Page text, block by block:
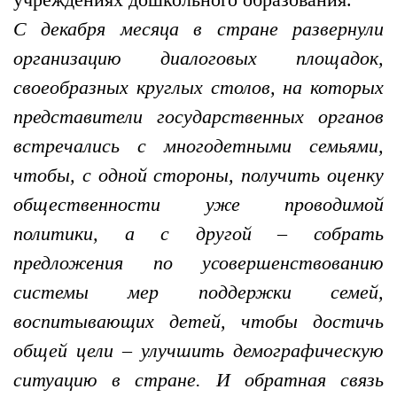
C декабря месяца в стране развернули
организацию диалоговых площадок,
своеобразных круглых столов, на которых
представители государственных органов
встречались с многодетными семьями,
чтобы, с одной стороны, получить оценку
общественности уже проводимой
политики, а с другой – собрать
предложения по усовершенствованию
системы мер поддержки семей,
воспитывающих детей, чтобы достичь
общей цели – улучшить демографическую
ситуацию в стране. И обратная связь